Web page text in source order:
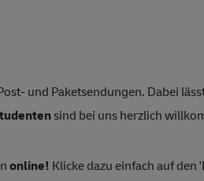
und Paketsendungen. Dabei
sind bei uns herzlich
online! Klicke dazu einfach auf